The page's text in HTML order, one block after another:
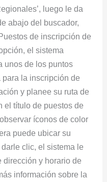
luego le da
abajo del buscador,
de inscripción de
el sistema
unos de los puntos
la inscripción de
y planee su ruta de
el título de puestos de
íconos de color
puede ubicar su
clic, el sistema le
dirección y horario de
información sobre la